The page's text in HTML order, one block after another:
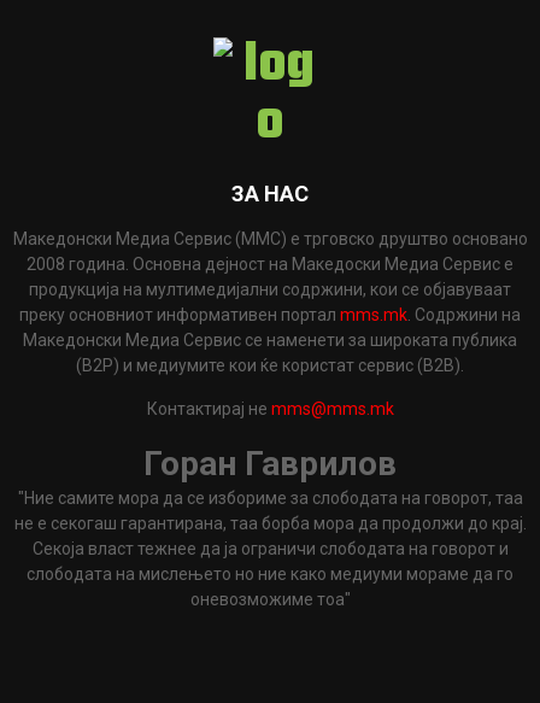
ЗА НАС
Македонски Медиа Сервис (ММС) е трговско друштво основано
2008 година. Основна дејност на Македоски Медиа Сервис е
продукција на мултимедијални содржини, кои се објавуваат
преку основниот информативен портал mms.mk . Содржини на
Македонски Медиа Сервис се наменети за широката публика
(B2P) и медиумите кои ќе користат сервис (B2B).
Контактирај не mms@mms.mk
Горан Гаврилов
"Ние самите мора да се избориме за слободата на говорот, таа
не е секогаш гарантирана, таа борба мора да продолжи до крај.
Секоја власт тежнее да ја ограничи слободата на говорот и
слободата на мислењето но ние како медиуми мораме да го
оневозможиме тоа"